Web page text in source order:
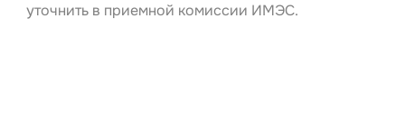
уточнить в приемной комиссии ИМЭС.